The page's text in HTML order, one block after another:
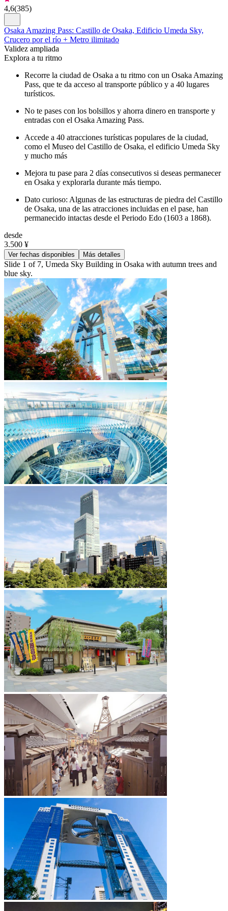
4,6(385)
Osaka Amazing Pass: Castillo de Osaka, Edificio Umeda Sky,
Crucero por el río + Metro ilimitado
Validez ampliada
Explora a tu ritmo
Recorre la ciudad de Osaka a tu ritmo con un Osaka Amazing
Pass, que te da acceso al transporte público y a 40 lugares
turísticos.
No te pases con los bolsillos y ahorra dinero en transporte y
entradas con el Osaka Amazing Pass.
Accede a 40 atracciones turísticas populares de la ciudad,
como el Museo del Castillo de Osaka, el edificio Umeda Sky
y mucho más
Mejora tu pase para 2 días consecutivos si deseas permanecer
en Osaka y explorarla durante más tiempo.
Dato curioso: Algunas de las estructuras de piedra del Castillo
de Osaka, una de las atracciones incluidas en el pase, han
permanecido intactas desde el Periodo Edo (1603 a 1868).
desde
3.500 ¥
Ver fechas disponibles Más detalles
Slide 1 of 7, Umeda Sky Building in Osaka with autumn trees and
blue sky.